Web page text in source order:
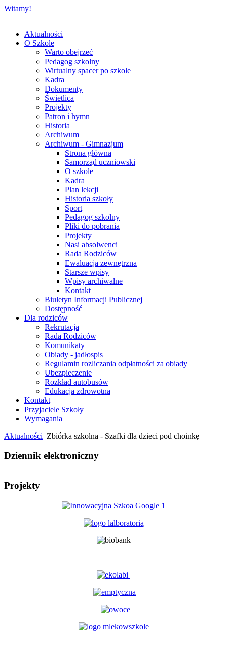
Witamy!
Aktualności
O Szkole
Warto obejrzeć
Pedagog szkolny
Wirtualny spacer po szkole
Kadra
Dokumenty
Świetlica
Projekty
Patron i hymn
Historia
Archiwum
Archiwum - Gimnazjum
Strona główna
Samorząd uczniowski
O szkole
Kadra
Plan lekcji
Historia szkoły
Sport
Pedagog szkolny
Pliki do pobrania
Projekty
Nasi absolwenci
Rada Rodziców
Ewaluacja zewnętrzna
Starsze wpisy
Wpisy archiwalne
Kontakt
Biuletyn Informacji Publicznej
Dostępność
Dla rodziców
Rekrutacja
Rada Rodziców
Komunikaty
Obiady - jadłospis
Regulamin rozliczania odpłatności za obiady
Ubezpieczenie
Rozkład autobusów
Edukacja zdrowotna
Kontakt
Przyjaciele Szkoły
Wymagania
Aktualności Zbiórka szkolna - Szafki dla dzieci pod choinkę
Dziennik elektroniczny
Projekty